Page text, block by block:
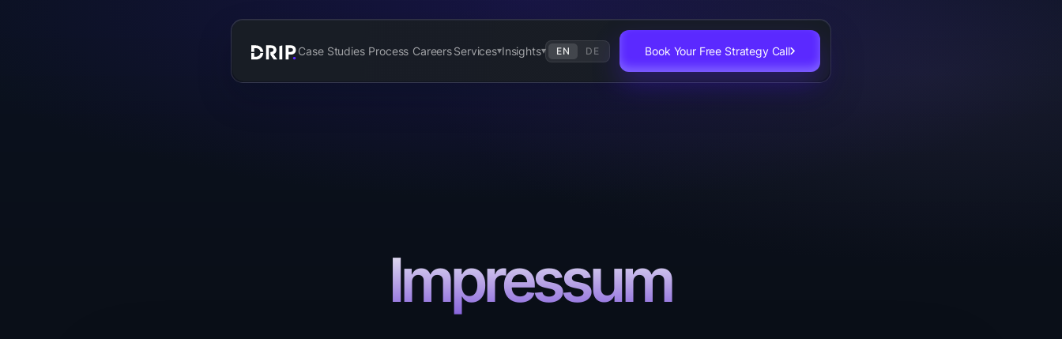
Case Studies Process CareersServices▾Insights▾ EN DE Book Your Free Strategy Call
Impressum